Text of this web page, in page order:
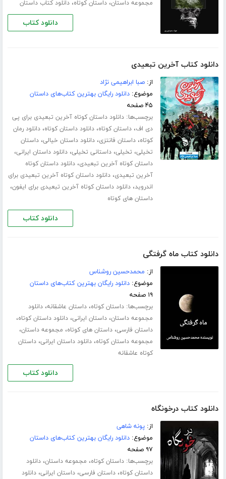
مجموعه داستان،داستان کوتاه،دانلود کتاب داستان
دانلود کتاب
دانلود کتاب آخرین تبعیدی
از:صبا ابراهیمی نژاد
موضوع:دانلود رایگان بهترین کتاب‌های داستان
۴۵ صفحه
برچسب‌ها:دانلود داستان کوتاه آخرین تبعیدی برای پی
دی اف،داستان کوتاه،دانلود داستان کوتاه،دانلود رمان
کوتاه،داستان فانتزی،دانلود داستان خیالی،داستان
تخیلی، تخیلی،داستانی تخیلی،دانلود داستان ایرانی،
داستان کوتاه آخرین تبعیدی،دانلود داستان کوتاه
آخرین تبعیدی،دانلود داستان کوتاه آخرین تبعیدی برای
اندروید،دانلود داستان کوتاه آخرین تبعیدی برای ایفون،
داستان های کوتاه
دانلود کتاب
دانلود کتاب ماه گرفتگی
از: محمدحسین روشناس
موضوع:دانلود رایگان بهترین کتاب‌های داستان
۱۹ صفحه
برچسب‌ها:داستان کوتاه،داستان عاشقانه،دانلود
مجموعه داستان،داستان ایرانی،دانلود داستان کوتاه،
داستان فارسی،داستان های کوتاه، مجموعه داستان،
مجموعه داستان کوتاه،دانلود داستان ایرانی،داستان
کوتاه عاشقانه
دانلود کتاب
دانلود کتاب درخونگاه
از:پونه شاهی
موضوع:دانلود رایگان بهترین کتاب‌های داستان
۹۷ صفحه
برچسب‌ها:داستان کوتاه، مجموعه داستان،دانلود
داستان کوتاه،داستان فارسی،داستان ایرانی،دانلود